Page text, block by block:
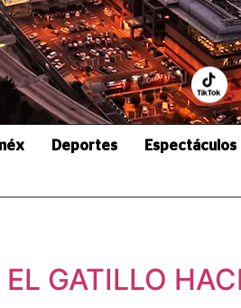
Deportes Espectáculos
GATILLO